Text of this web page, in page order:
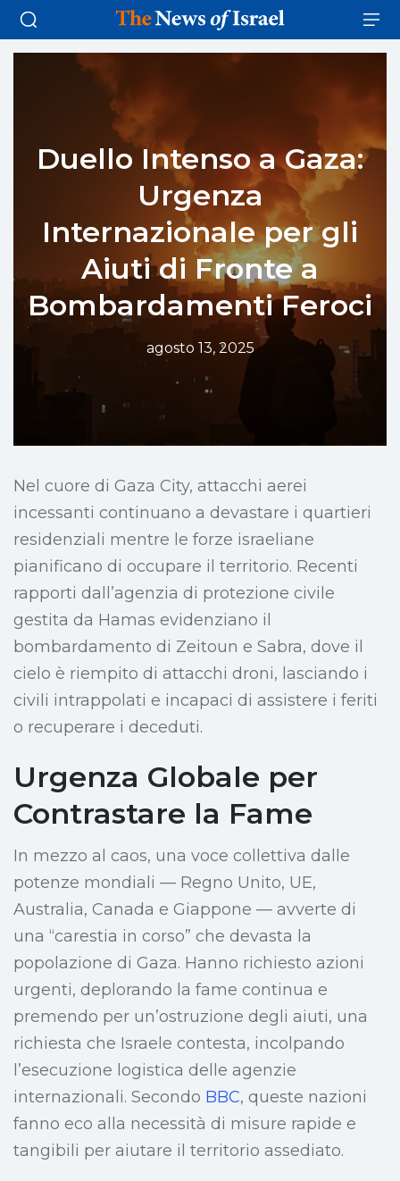
Duello Intenso a Gaza:
Urgenza
Internazionale per gli
Aiuti di Fronte a
Bombardamenti Feroci
agosto 13, 2025
Nel cuore di Gaza City, attacchi aerei
incessanti continuano a devastare i quartieri
residenziali mentre le forze israeliane
pianificano di occupare il territorio. Recenti
rapporti dall’agenzia di protezione civile
gestita da Hamas evidenziano il
bombardamento di Zeitoun e Sabra, dove il
cielo è riempito di attacchi droni, lasciando i
civili intrappolati e incapaci di assistere i feriti
o recuperare i deceduti.
Urgenza Globale per
Contrastare la Fame
In mezzo al caos, una voce collettiva dalle
potenze mondiali — Regno Unito, UE,
Australia, Canada e Giappone — avverte di
una “carestia in corso” che devasta la
popolazione di Gaza. Hanno richiesto azioni
urgenti, deplorando la fame continua e
premendo per un’ostruzione degli aiuti, una
richiesta che Israele contesta, incolpando
l’esecuzione logistica delle agenzie
internazionali. Secondo BBC, queste nazioni
fanno eco alla necessità di misure rapide e
tangibili per aiutare il territorio assediato.